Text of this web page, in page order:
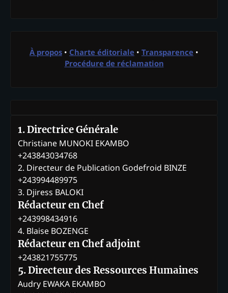
À propos • Charte éditoriale • Transparence •
Procédure de réclamation
1. Directrice Générale
Christiane MUNOKI EKAMBO
+243843034768
2. Directeur de Publication Godefroid BINZE
+243994489975
3. Djiress BALOKI
Rédacteur en Chef
+243998434916
4. Blaise BOZENGE
Rédacteur en Chef adjoint
+243821755775
5. Directeur des Ressources Humaines
Audry EWAKA EKAMBO